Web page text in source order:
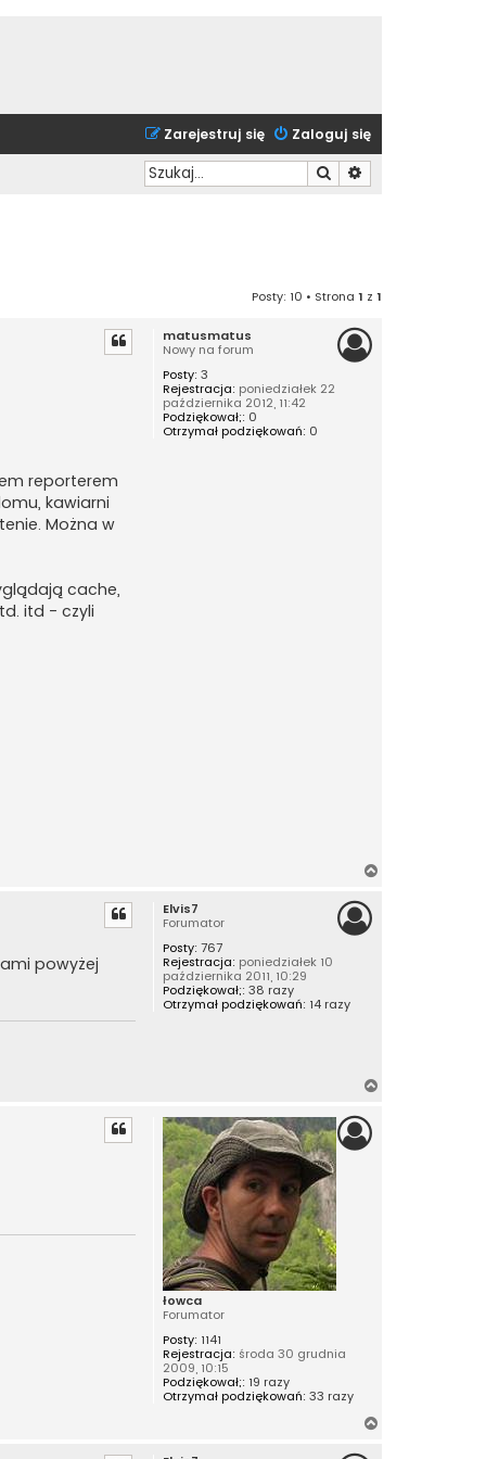
Zaloguj się
Zarejestruj się
Szukaj
Posty: 10 • Strona 1 z 1
matusmatus
Nowy na forum
Posty: 3
Rejestracja: poniedziałek 22
października 2012, 11:42
Podziękował;: 0
Otrzymał podziękowań: 0
reporterem
kawiarni
Można w
cache,
itd - czyli
Elvis7
Forumator
Posty: 767
Rejestracja: poniedziałek 10
października 2011, 10:29
Podziękował;: 38 razy
Otrzymał podziękowań: 14 razy
powyżej
łowca
Forumator
Posty: 1141
Rejestracja: środa 30 grudnia
2009, 10:15
Podziękował;: 19 razy
Otrzymał podziękowań: 33 razy